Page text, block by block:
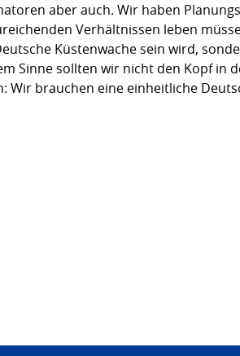
aber auch. Wir haben
Verhältnissen leben
Küstenwache sein wird,
Sinne sollten wir nicht den Kopf in
Wir brauchen eine einheitliche